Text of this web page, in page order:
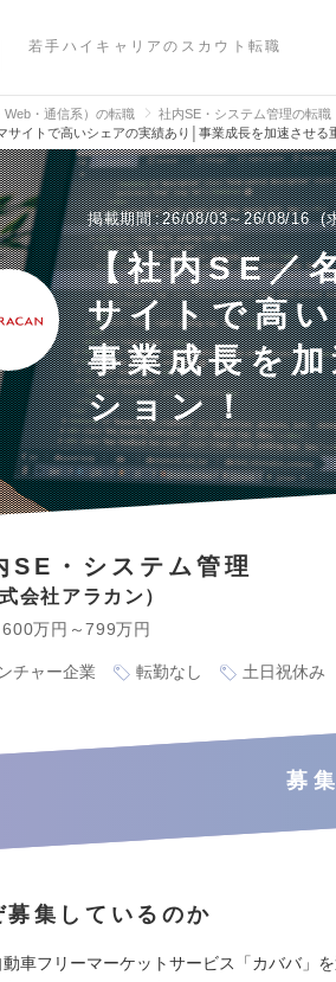
若手ハイキャリアのスカウト転職
Web・通信系）の転職
社内SE・システム管理の転職
サイトで高いシェアの実績あり│事業成長を加速させる
掲載期間 26/08/03～26/08/16
【社内SE／
サイトで高
事業成長を
ション！
SE・システム管理
会社アラカン
600万円～799万円
チャー企業 転勤なし 土日祝休み
募
募集しているのか
動車フリーマーケットサービス「カババ」